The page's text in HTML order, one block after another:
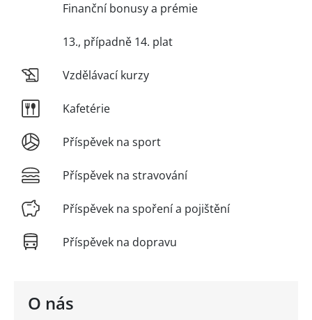
O nás
Finanční bonusy a prémie
13., případně 14. plat
Vzdělávací kurzy
Kafetérie
Příspěvek na sport
Příspěvek na stravování
Příspěvek na spoření a pojištění
Příspěvek na dopravu